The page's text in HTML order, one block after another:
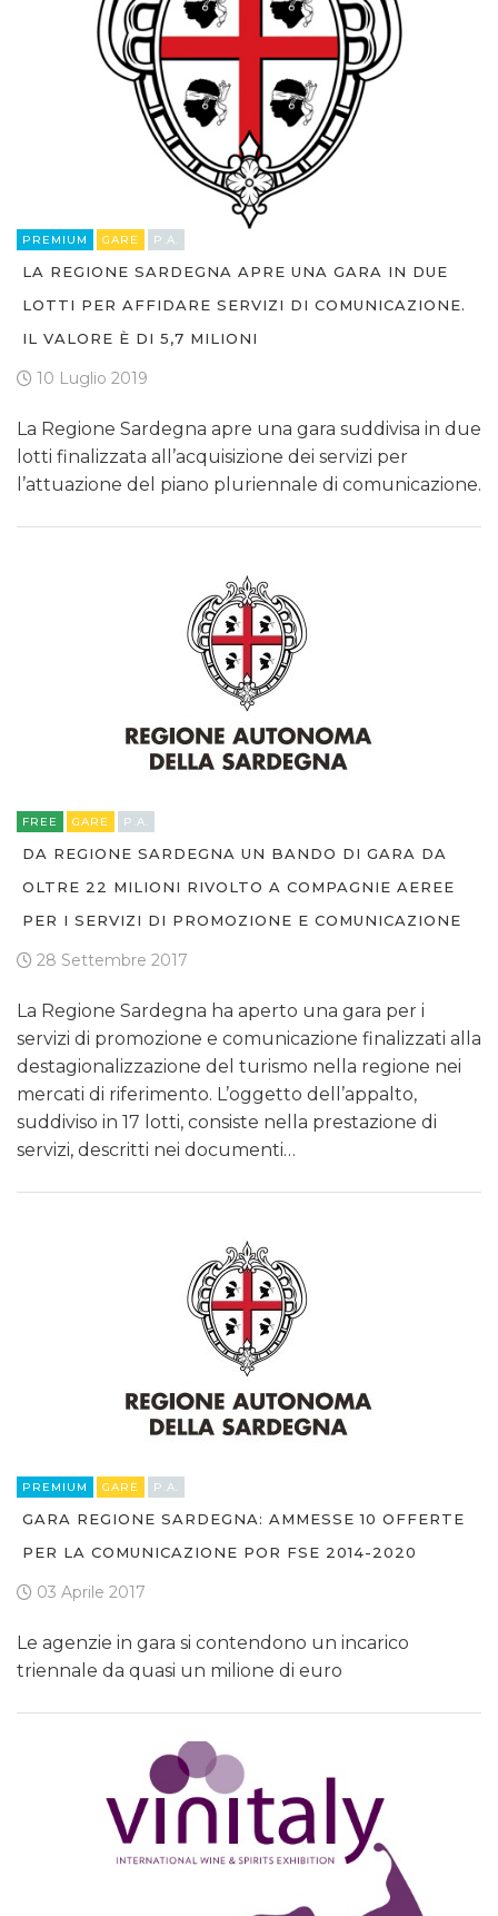
PREMIUM GARE P.A.
LA REGIONE SARDEGNA APRE UNA GARA IN DUE
LOTTI PER AFFIDARE SERVIZI DI COMUNICAZIONE.
IL VALORE È DI 5,7 MILIONI
10 Luglio 2019
La Regione Sardegna apre una gara suddivisa in due
lotti finalizzata all’acquisizione dei servizi per
l’attuazione del piano pluriennale di comunicazione.
FREE GARE P.A.
DA REGIONE SARDEGNA UN BANDO DI GARA DA
OLTRE 22 MILIONI RIVOLTO A COMPAGNIE AEREE
PER I SERVIZI DI PROMOZIONE E COMUNICAZIONE
28 Settembre 2017
La Regione Sardegna ha aperto una gara per i
servizi di promozione e comunicazione finalizzati alla
destagionalizzazione del turismo nella regione nei
mercati di riferimento. L’oggetto dell’appalto,
suddiviso in 17 lotti, consiste nella prestazione di
servizi, descritti nei documenti…
PREMIUM GARE P.A.
GARA REGIONE SARDEGNA: AMMESSE 10 OFFERTE
PER LA COMUNICAZIONE POR FSE 2014-2020
03 Aprile 2017
Le agenzie in gara si contendono un incarico
triennale da quasi un milione di euro